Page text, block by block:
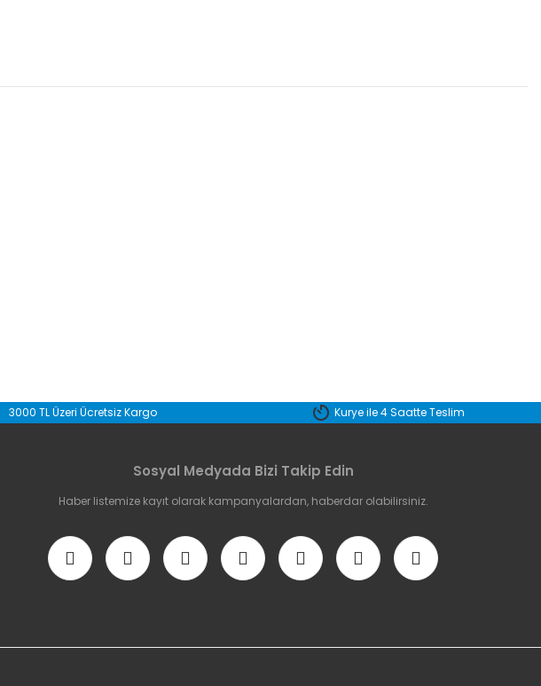
3000 TL Üzeri Ücretsiz Kargo Kurye ile 4 Saatte Teslim
Sosyal Medyada Bizi Takip Edin
Haber listemize kayıt olarak kampanyalardan, haberdar olabilirsiniz.